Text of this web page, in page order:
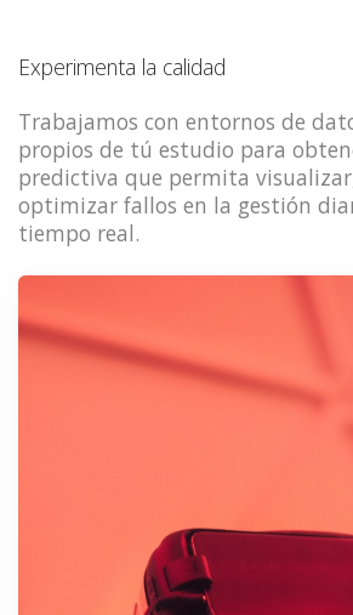
Experimenta la calidad
Trabajamos con entornos de
propios de tú estudio para
predictiva que permita
optimizar fallos en la gestión
tiempo real.